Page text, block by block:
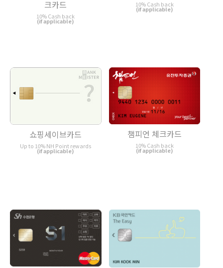
크카드
10% Cash back
(if applicable)
10% Cash back
(if applicable)
쇼핑세이브카드
Up to 10% NH Point rewards
(if applicable)
챔피언 체크카드
10% Cash back
(if applicable)